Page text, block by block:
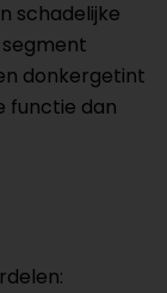
schadelijke
donkergetint
functie dan